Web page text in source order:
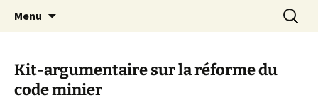
Le site du Collectif Stop Mines
23
Menu
Kit-argumentaire sur la réforme du
code minier